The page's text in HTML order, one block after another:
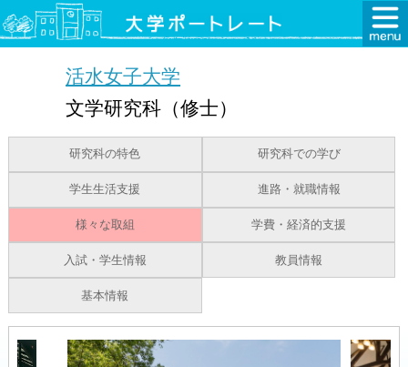
活水女子大学
文学研究科（修士）
研究科の特色 研究科での学び
学生生活支援 進路・就職情報
様々な取組 学費・経済的支援
入試・学生情報 教員情報
基本情報